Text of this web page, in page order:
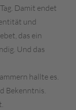
Damit endet
und
das ein
Und das
hallte es.
Bekenntnis.